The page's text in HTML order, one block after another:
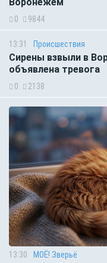
0 9844
13:31 Происшествия
Сирены взвыли в
объявлена тревога
0 2138
13:30 МОЁ! Зверьё